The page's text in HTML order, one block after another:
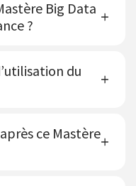
Big Data
?
du
ce Mastère